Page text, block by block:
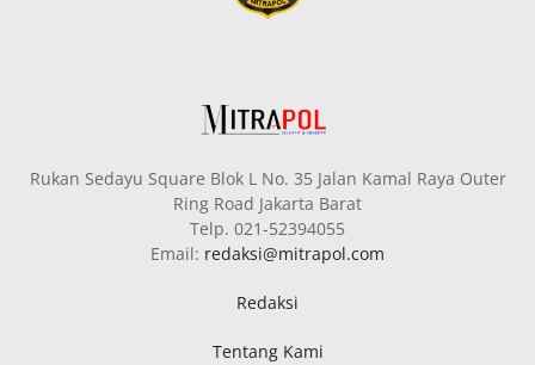
Rukan Sedayu Square Blok L No. 35 Jalan Kamal Raya Outer
Ring Road Jakarta Barat
Telp. 021-52394055
Email: redaksi@mitrapol.com
Redaksi
Tentang Kami